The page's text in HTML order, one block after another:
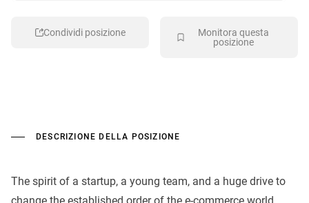
Condividi posizione
Monitora questa
posizione
DESCRIZIONE DELLA POSIZIONE
The spirit of a startup, a young team, and a huge drive to